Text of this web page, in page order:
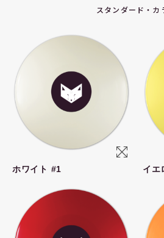
スタンダード・カ
ホワイト #1 イエ